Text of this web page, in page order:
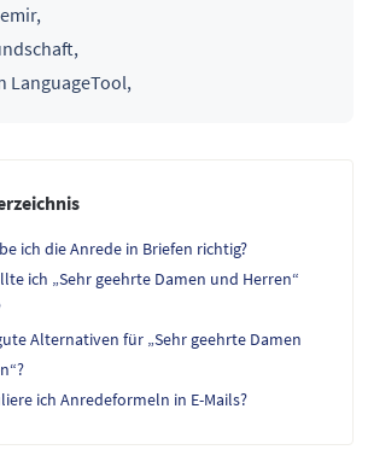
LanguageTool,
ich die Anrede in Briefen richtig?
ich „Sehr geehrte Damen und Herren“
Alternativen für „Sehr geehrte Damen
ich Anredeformeln in E-Mails?